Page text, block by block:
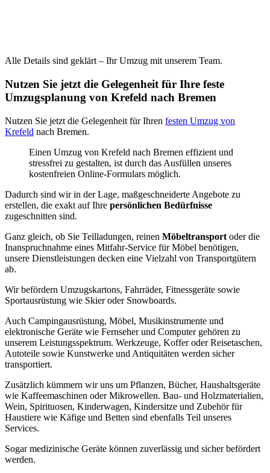
Alle Details sind geklärt – Ihr Umzug mit unserem Team.
Nutzen Sie jetzt die Gelegenheit für Ihre feste
Umzugsplanung von Krefeld nach Bremen
Nutzen Sie jetzt die Gelegenheit für Ihren festen Umzug von
Krefeld nach Bremen.
Einen Umzug von Krefeld nach Bremen effizient und
stressfrei zu gestalten, ist durch das Ausfüllen unseres
kostenfreien Online-Formulars möglich.
Dadurch sind wir in der Lage, maßgeschneiderte Angebote zu
erstellen, die exakt auf Ihre persönlichen Bedürfnisse
zugeschnitten sind.
Ganz gleich, ob Sie Teilladungen, reinen Möbeltransport oder die
Inanspruchnahme eines Mitfahr-Service für Möbel benötigen,
unsere Dienstleistungen decken eine Vielzahl von Transportgütern
ab.
Wir befördern Umzugskartons, Fahrräder, Fitnessgeräte sowie
Sportausrüstung wie Skier oder Snowboards.
Auch Campingausrüstung, Möbel, Musikinstrumente und
elektronische Geräte wie Fernseher und Computer gehören zu
unserem Leistungsspektrum. Werkzeuge, Koffer oder Reisetaschen,
Autoteile sowie Kunstwerke und Antiquitäten werden sicher
transportiert.
Zusätzlich kümmern wir uns um Pflanzen, Bücher, Haushaltsgeräte
wie Kaffeemaschinen oder Mikrowellen. Bau- und Holzmaterialien,
Wein, Spirituosen, Kinderwagen, Kindersitze und Zubehör für
Haustiere wie Käfige und Betten sind ebenfalls Teil unseres
Services.
Sogar medizinische Geräte können zuverlässig und sicher befördert
werden.